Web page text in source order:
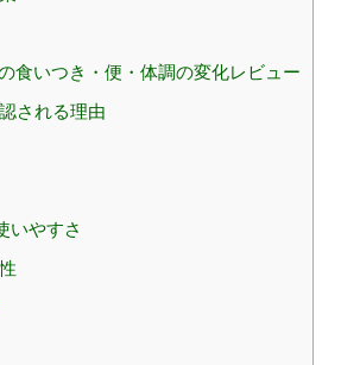
食いつき・便・体調の変化レビュー
される理由
いやすさ